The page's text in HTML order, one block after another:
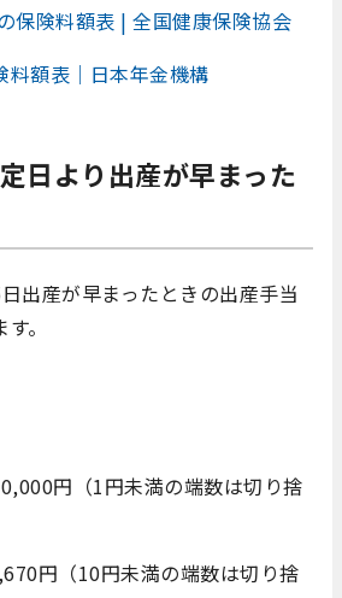
保険料額表 | 全国健康保険協会
料額表｜日本年金機構
日より出産が早まった
出産が早まったときの出産手当
。
円（1円未満の端数は切り捨
円（10円未満の端数は切り捨